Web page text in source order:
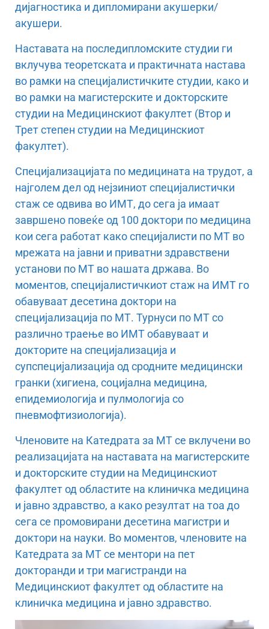
дијагностика и дипломирани акушерки/
акушери.
Наставата на последипломските студии ги
вклучува теоретската и практичната настава
во рамки на специјалистичките студии, како и
во рамки на магистерските и докторските
студии на Медицинскиот факултет (Втор и
Трет степен студии на Медицинскиот
факултет).
Специјализацијата по медицината на трудот, а
најголем дел од нејзиниот специјалистички
стаж се одвива во ИМТ, до сега ја имаат
завршено повеќе од 100 доктори по медицина
кои сега работат како специјалисти по МТ во
мрежата на јавни и приватни здравствени
установи по МТ во нашата држава. Во
моментов, специјалистичкиот стаж на ИМТ го
обавуваат десетина доктори на
специјализација по МТ. Турнуси по МТ со
различно траење во ИМТ обавуваат и
докторите на специјализација и
супспецијализација од сродните медицински
гранки (хигиена, социјална медицина,
епидемиологија и пулмологија со
пневмофтизиологија).
Членовите на Катедрата за МТ се вклучени во
реализацијата на наставата на магистерските
и докторските студии на Медицинскиот
факултет од областите на клиничка медицина
и јавно здравство, а како резултат на тоа до
сега се промовирани десетина магистри и
доктори на науки. Во моментов, членовите на
Катедрата за МТ се ментори на пет
докторанди и три магистранди на
Медицинскиот факултет од областите на
клиничка медицина и јавно здравство.